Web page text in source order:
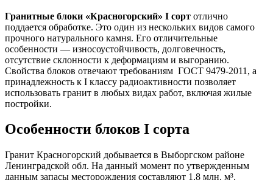
Гранитные блоки «Красногорский» I сорт отлично
поддается обработке. Это один из нескольких видов самого
прочного натурального камня. Его отличительные
особенности — износоустойчивость, долговечность,
отсутствие склонности к деформациям и выгоранию.
Свойства блоков отвечают требованиям ГОСТ 9479-2011, а
принадлежность к I классу радиоактивности позволяет
использовать гранит в любых видах работ, включая жилые
постройки.
Особенности блоков I сорта
Гранит Красногорский добывается в Выборгском районе
Ленинградской обл. На данный момент по утвержденным
данным запасы месторождения составляют 1,8 млн. м³.